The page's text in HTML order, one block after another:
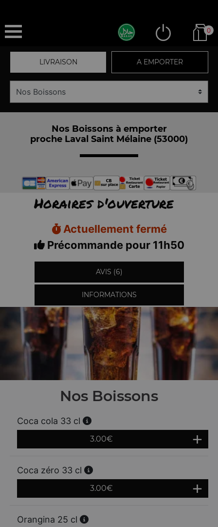
0
LIVRAISON A EMPORTER
Nos Boissons à emporter
proche Laval Saint Mélaine (53000)
Horaires d'ouverture
Actuellement fermé
Précommande pour 11h50
AVIS (6)
INFORMATIONS
Nos Boissons
Coca cola 33 cl
3.00€
Coca zéro 33 cl
3.00€
Orangina 25 cl